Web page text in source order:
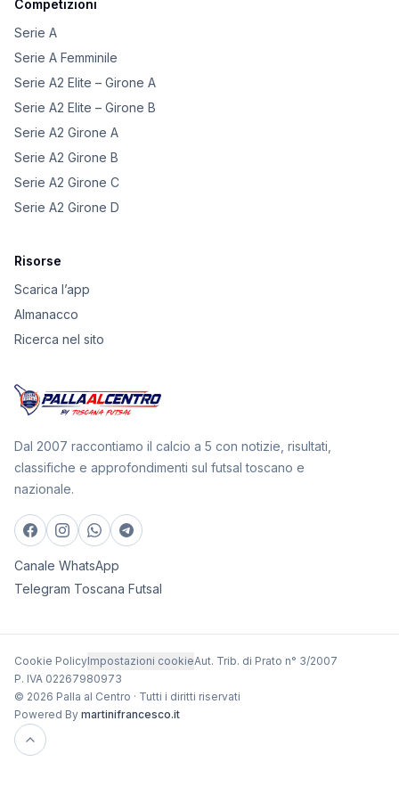
Competizioni
Serie A
Serie A Femminile
Serie A2 Elite – Girone A
Serie A2 Elite – Girone B
Serie A2 Girone A
Serie A2 Girone B
Serie A2 Girone C
Serie A2 Girone D
Risorse
Scarica l’app
Almanacco
Ricerca nel sito
Dal 2007 raccontiamo il calcio a 5 con notizie, risultati,
classifiche e approfondimenti sul futsal toscano e
nazionale.
Canale WhatsApp
Telegram Toscana Futsal
Cookie PolicyImpostazioni cookieAut. Trib. di Prato n° 3/2007
P. IVA 02267980973
© 2026 Palla al Centro · Tutti i diritti riservati
Powered By martinifrancesco.it